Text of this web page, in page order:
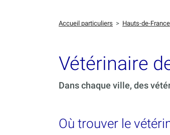
Accueil particuliers > Hauts-de-France
Vétérinaire
Dans chaque ville, des
Où trouver le